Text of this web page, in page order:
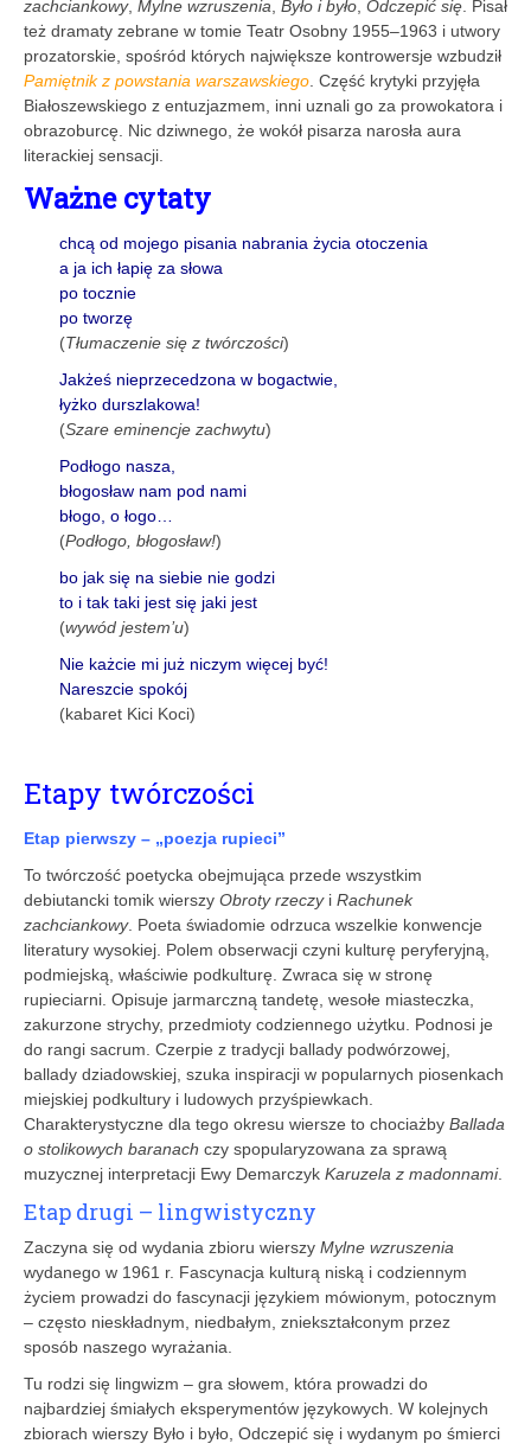
zachciankowy, Mylne wzruszenia Było i było Odczepić się . Pisał
też dramaty zebrane w tomie Teatr Osobny 1955–1963 i utwory
prozatorskie, spośród których największe kontrowersje wzbudził
Pamiętnik z powstania warszawskiego . Część krytyki przyjęła
Białoszewskiego z entuzjazmem, inni uznali go za prowokatora i
obrazoburcę. Nic dziwnego, że wokół pisarza narosła aura
literackiej sensacji.
Ważne cytaty
chcą od mojego pisania nabrania życia otoczenia
a ja ich łapię za słowa
po tocznie
po tworzę
(Tłumaczenie się z twórczości)
Jakżeś nieprzecedzona w bogactwie,
łyżko durszlakowa!
(Szare eminencje zachwytu)
Podłogo nasza,
błogosław nam pod nami
błogo, o łogo…
(Podłogo, błogosław!)
bo jak się na siebie nie godzi
to i tak taki jest się jaki jest
(wywód jestem’u)
Nie każcie mi już niczym więcej być!
Nareszcie spokój
(kabaret Kici Koci)
Etapy twórczości
Etap pierwszy – „poezja rupieci”
To twórczość poetycka obejmująca przede wszystkim
debiutancki tomik wierszy Obroty rzeczyi Rachunek
zachciankowy. Poeta świadomie odrzuca wszelkie konwencje
literatury wysokiej. Polem obserwacji czyni kulturę peryferyjną,
podmiejską, właściwie podkulturę. Zwraca się w stronę
rupieciarni. Opisuje jarmarczną tandetę, wesołe miasteczka,
zakurzone strychy, przedmioty codziennego użytku. Podnosi je
do rangi sacrum. Czerpie z tradycji ballady podwórzowej,
ballady dziadowskiej, szuka inspiracji w popularnych piosenkach
miejskiej podkultury i ludowych przyśpiewkach.
Charakterystyczne dla tego okresu wiersze to chociażby Ballada
o stolikowych baranach czy spopularyzowana za sprawą
muzycznej interpretacji Ewy Demarczyk Karuzela z madonnami.
Etap drugi – lingwistyczny
Zaczyna się od wydania zbioru wierszy Mylne wzruszenia
wydanego w 1961 r. Fascynacja kulturą niską i codziennym
życiem prowadzi do fascynacji językiem mówionym, potocznym
– często nieskładnym, niedbałym, zniekształconym przez
sposób naszego wyrażania.
Tu rodzi się lingwizm – gra słowem, która prowadzi do
najbardziej śmiałych eksperymentów językowych. W kolejnych
zbiorach wierszy Było i było, Odczepić się i wydanym po śmierci